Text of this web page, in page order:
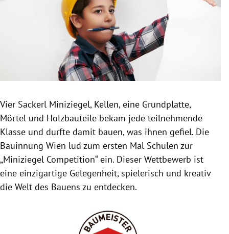
Untermenü
Vier Sackerl Miniziegel, Kellen, eine Grundplatte,
Mörtel und Holzbauteile bekam jede teilnehmende
Klasse und durfte damit bauen, was ihnen gefiel. Die
Bauinnung Wien lud zum ersten Mal Schulen zur
„Miniziegel Competition“ ein. Dieser Wettbewerb ist
eine einzigartige Gelegenheit, spielerisch und kreativ
die Welt des Bauens zu entdecken.